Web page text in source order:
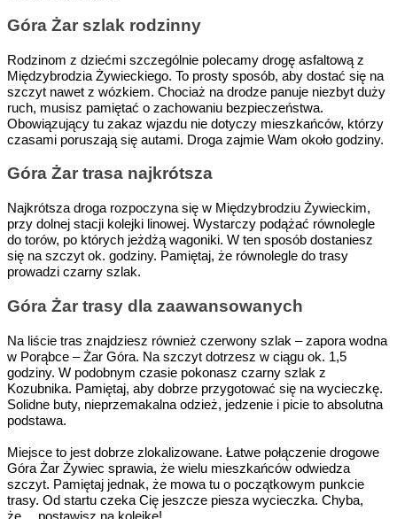
Góra Żar szlak rodzinny
Rodzinom z dziećmi szczególnie polecamy drogę asfaltową z
Międzybrodzia Żywieckiego. To prosty sposób, aby dostać się na
szczyt nawet z wózkiem. Chociaż na drodze panuje niezbyt duży
ruch, musisz pamiętać o zachowaniu bezpieczeństwa.
Obowiązujący tu zakaz wjazdu nie dotyczy mieszkańców, którzy
czasami poruszają się autami. Droga zajmie Wam około godziny.
Góra Żar trasa najkrótsza
Najkrótsza droga rozpoczyna się w Międzybrodziu Żywieckim,
przy dolnej stacji kolejki linowej. Wystarczy podążać równolegle
do torów, po których jeżdżą wagoniki. W ten sposób dostaniesz
się na szczyt ok. godziny. Pamiętaj, że równolegle do trasy
prowadzi czarny szlak.
Góra Żar trasy dla zaawansowanych
Na liście tras znajdziesz również czerwony szlak – zapora wodna
w Porąbce – Żar Góra. Na szczyt dotrzesz w ciągu ok. 1,5
godziny. W podobnym czasie pokonasz czarny szlak z
Kozubnika. Pamiętaj, aby dobrze przygotować się na wycieczkę.
Solidne buty, nieprzemakalna odzież, jedzenie i picie to absolutna
podstawa.
Miejsce to jest dobrze zlokalizowane. Łatwe połączenie drogowe
Góra Żar Żywiec sprawia, że wielu mieszkańców odwiedza
szczyt. Pamiętaj jednak, że mowa tu o początkowym punkcie
trasy. Od startu czeka Cię jeszcze piesza wycieczka. Chyba,
że… postawisz na kolejkę!